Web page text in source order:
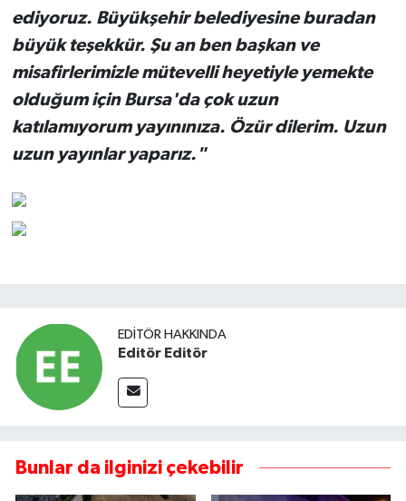
ediyoruz. Büyükşehir belediyesine buradan
büyük teşekkür. Şu an ben başkan ve
misafirlerimizle mütevelli heyetiyle yemekte
olduğum için Bursa'da çok uzun
katılamıyorum yayınınıza. Özür dilerim. Uzun
uzun yayınlar yaparız."
EDITÖR HAKKINDA
Editör Editör
Bunlar da ilginizi çekebilir